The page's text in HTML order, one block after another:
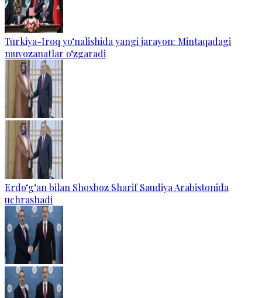
Turkiya-Iroq yo‘nalishida yangi jarayon: Mintaqadagi
muvozanatlar o‘zgaradi
Erdo‘g‘an bilan Shoxboz Sharif Saudiya Arabistonida
uchrashadi